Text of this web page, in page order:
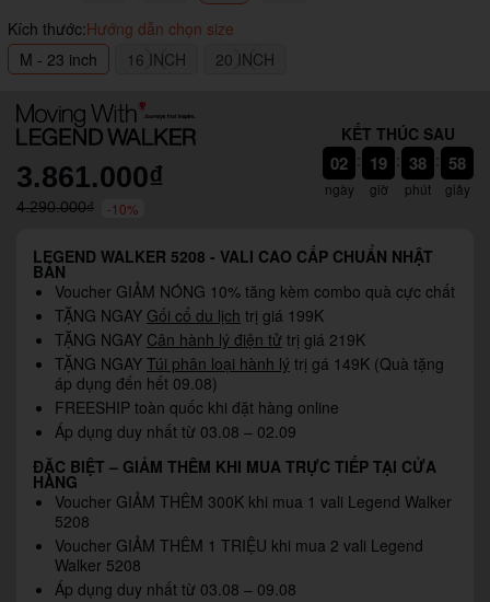
Kích thước:Hướng dẫn chọn size
M - 23 inch
16 INCH 20 INCH
3.861.000₫
4.290.000₫ -10%
KẾT THÚC SAU
02
ngày
: 19
giờ
: 38
phút
:
56
55
giây
LEGEND WALKER 5208 - VALI CAO CẤP CHUẨN NHẬT
BẢN
Voucher GIẢM NÓNG 10% tăng kèm combo quà cực chất
TẶNG NGAY Gối cổ du lịch trị giá 199K
TẶNG NGAY Cân hành lý điện tử trị giá 219K
TẶNG NGAY Túi phân loại hành lý trị gá 149K (Quà tặng
áp dụng đến hết 09.08)
FREESHIP toàn quốc khi đặt hàng online
Áp dụng duy nhất từ 03.08 – 02.09
ĐẶC BIỆT – GIẢM THÊM KHI MUA TRỰC TIẾP TẠI CỬA
HÀNG
Voucher GIẢM THÊM 300K khi mua 1 vali Legend Walker
5208
Voucher GIẢM THÊM 1 TRIỆU khi mua 2 vali Legend
Walker 5208
Áp dụng duy nhất từ 03.08 – 09.08